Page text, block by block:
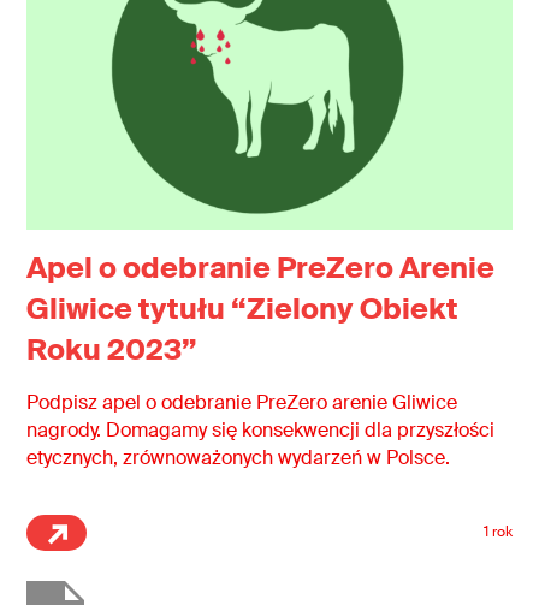
Apel o odebranie PreZero Arenie
Gliwice tytułu “Zielony Obiekt
Roku 2023”
Podpisz apel o odebranie PreZero arenie Gliwice
nagrody. Domagamy się konsekwencji dla przyszłości
etycznych, zrównoważonych wydarzeń w Polsce.
1 rok